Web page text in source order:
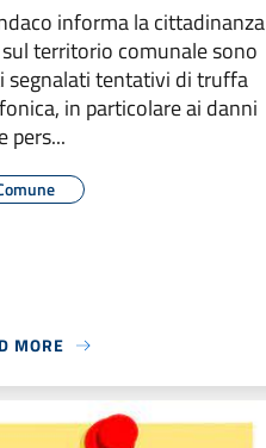
informa la cittadinanza
territorio comunale sono
segnalati tentativi di truffa
in particolare ai danni
pers...
MORE